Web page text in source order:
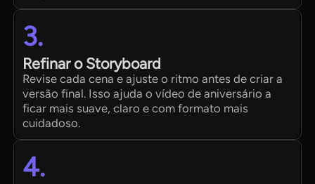
3.
Refinar o Storyboard
Revise cada cena e ajuste o ritmo antes de criar a
versão final. Isso ajuda o vídeo de aniversário a
ficar mais suave, claro e com formato mais
cuidadoso.
4.